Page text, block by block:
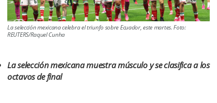
La selección mexicana celebra el triunfo sobre Ecuador, este martes. Foto:
REUTERS/Raquel Cunha
La selección mexicana muestra músculo y se clasifica a los
octavos de final